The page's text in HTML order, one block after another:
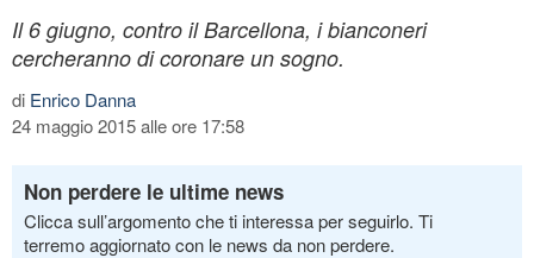
Il 6 giugno, contro il Barcellona, i bianconeri
cercheranno di coronare un sogno.
di Enrico Danna
24 maggio 2015 alle ore 17:58
Non perdere le ultime news
Clicca sull’argomento che ti interessa per seguirlo. Ti
terremo aggiornato con le news da non perdere.